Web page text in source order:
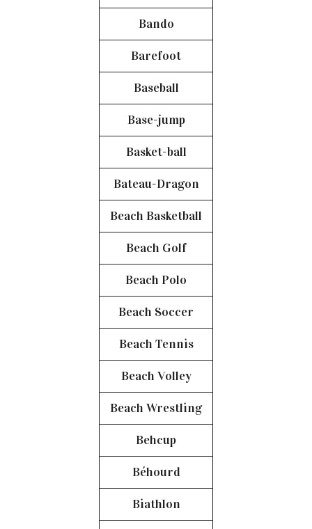
Bando
Barefoot
Baseball
Base-jump
Basket-ball
Bateau-Dragon
Beach Basketball
Beach Golf
Beach Polo
Beach Soccer
Beach Tennis
Beach Volley
Beach Wrestling
Behcup
Béhourd
Biathlon